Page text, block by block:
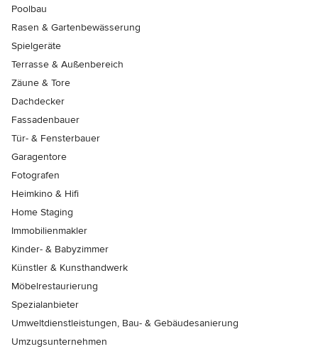
Poolbau
Rasen & Gartenbewässerung
Spielgeräte
Terrasse & Außenbereich
Zäune & Tore
Dachdecker
Fassadenbauer
Tür- & Fensterbauer
Garagentore
Fotografen
Heimkino & Hifi
Home Staging
Immobilienmakler
Kinder- & Babyzimmer
Künstler & Kunsthandwerk
Möbelrestaurierung
Spezialanbieter
Umweltdienstleistungen, Bau- & Gebäudesanierung
Umzugsunternehmen